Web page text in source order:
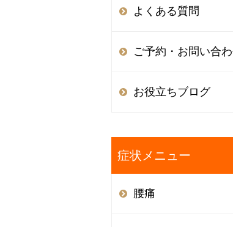
よくある質問
ご予約・お問い合
お役立ちブログ
症状メニュー
腰痛